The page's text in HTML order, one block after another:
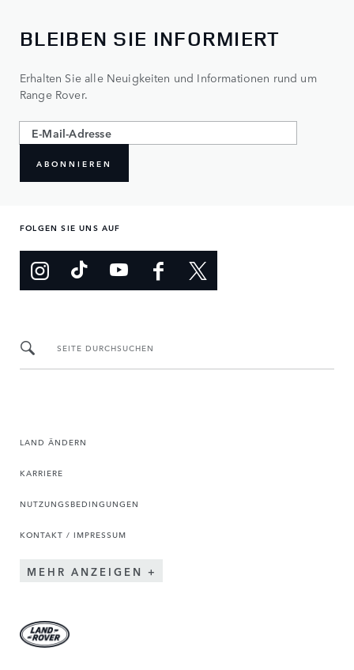
BLEIBEN SIE INFORMIERT
Erhalten Sie alle Neuigkeiten und Informationen rund um
Range Rover.
ABONNIEREN
FOLGEN SIE UNS AUF
SEITE DURCHSUCHEN
LAND ÄNDERN
KARRIERE
NUTZUNGSBEDINGUNGEN
KONTAKT / IMPRESSUM
MEHR ANZEIGEN